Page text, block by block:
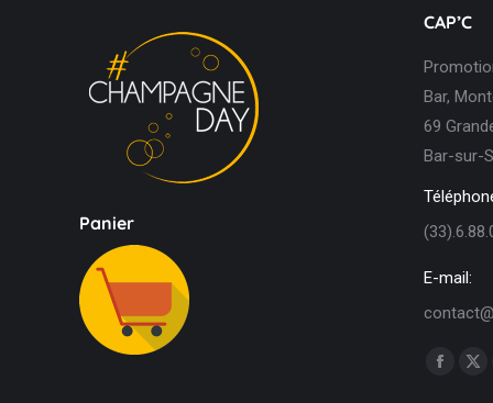
Panier
CAP’C
Bar,
69
Bar-sur-
E-mail:
Trouvez
X